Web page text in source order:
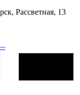
Рассветная, 13